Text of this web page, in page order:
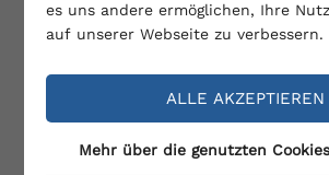
Zurück
AUSBILDUNGSLEHRGANG
Landesskilehrer 2
es uns andere ermöglichen, Ihre
auf unserer Webseite zu verbessern.
ALLE AKZEPTIEREN
Mehr über die genutzten